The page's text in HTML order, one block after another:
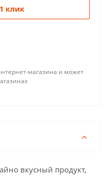
клик
магазина и может
вкусный продукт,